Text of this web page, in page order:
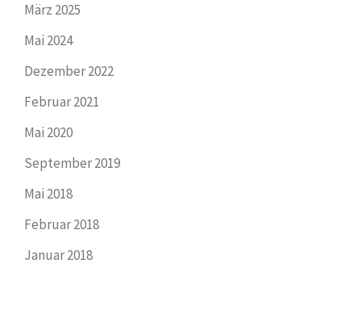
März 2025
Mai 2024
Dezember 2022
Februar 2021
Mai 2020
September 2019
Mai 2018
Februar 2018
Januar 2018